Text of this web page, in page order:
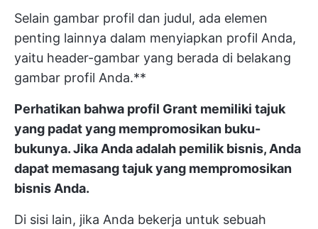
Selain gambar profil dan judul, ada elemen
penting lainnya dalam menyiapkan profil Anda,
yaitu header-gambar yang berada di belakang
gambar profil Anda.**
Perhatikan bahwa profil Grant memiliki tajuk
yang padat yang mempromosikan buku-
bukunya. Jika Anda adalah pemilik bisnis, Anda
dapat memasang tajuk yang mempromosikan
bisnis Anda.
Di sisi lain, jika Anda bekerja untuk sebuah